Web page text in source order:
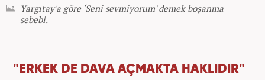
Yargıtay'a göre ‘Seni sevmiyorum' demek boşanma
sebebi.
"ERKEK DE DAVA AÇMAKTA HAKLIDIR"